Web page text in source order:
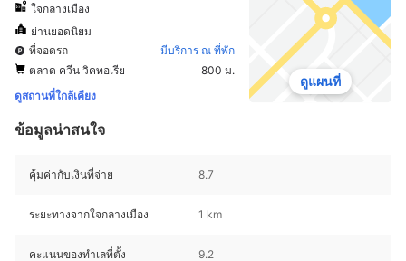
ใจกลางเมือง
ย่านยอดนิยม
ที่จอดรถ
มีบริการ ณ ที่พัก
ตลาด ควีน วิคทอเรีย
800 ม.
ดูสถานที่ใกล้เคียง
ดูแผนที่
ข้อมูลน่าสนใจ
คุ้มค่ากับเงินที่จ่าย 8.7
ระยะทางจากใจกลางเมือง 1 km
คะแนนของทำเลที่ตั้ง 9.2